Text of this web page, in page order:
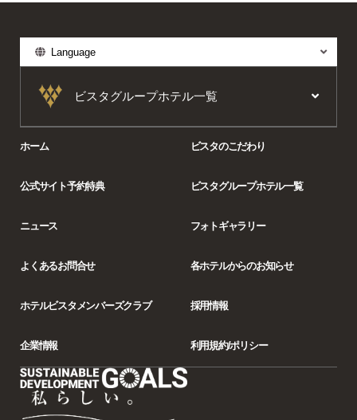
Language
ビスタグループホテル一覧
ホーム ビスタのこだわり
公式サイト予約特典 ビスタグループホテル一覧
ニュース フォトギャラリー
よくあるお問合せ 各ホテルからのお知らせ
ホテルビスタメンバーズクラブ 採用情報
企業情報 利用規約/ポリシー